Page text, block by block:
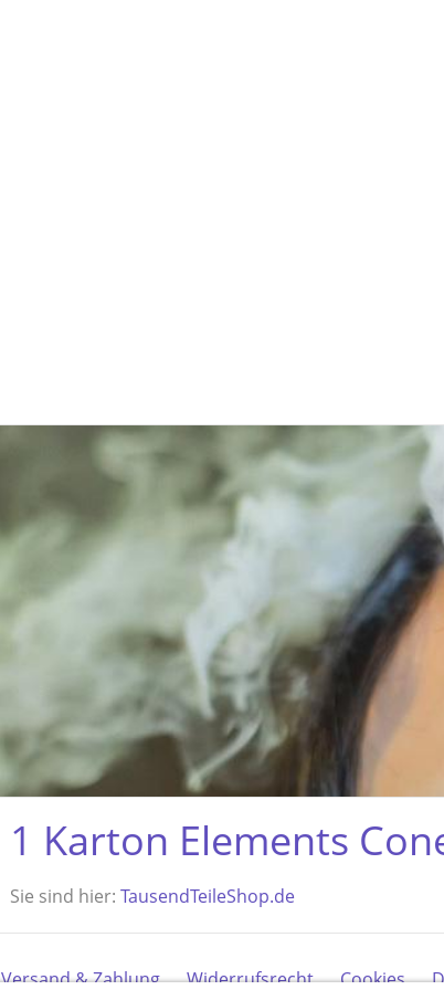
1 Karton Elements
Sie sind hier: TausendTeileShop.de
Versand & Zahlung Widerrufsrecht Cookies